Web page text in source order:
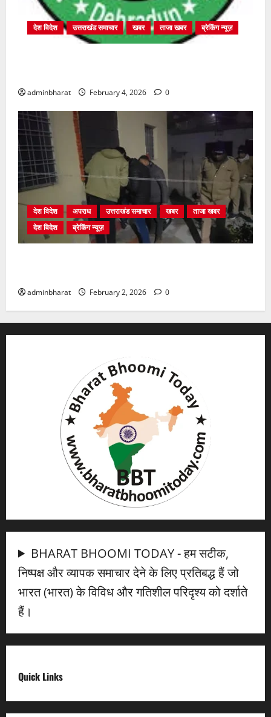
देश विदेश उत्तराखंड समाचार खबर ताजा खबर ब्रेकिंग न्यूज़
adminbharat February 4, 2026 0
देश विदेश अपराध उत्तराखंड समाचार खबर
ताजा खबर
देश विदेश
ब्रेकिंग न्यूज़
adminbharat February 2, 2026 0
BHARAT BHOOMI TODAY - हम सटीक,
निष्पक्ष और व्यापक समाचार देने के लिए प्रतिबद्ध हैं जो
भारत (भारत) के विविध और गतिशील परिदृश्य को दर्शाते
हैं।
Quick Links